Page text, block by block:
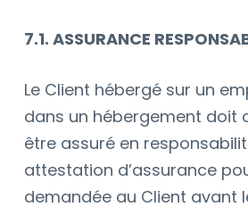
7.1. ASSURANCE
Le Client hébergé sur un
dans un hébergement doit
être assuré en
attestation d’assurance
demandée au Client avant